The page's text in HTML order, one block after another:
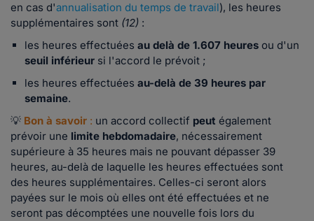
en cas d'annualisation du temps de travail), les heures
supplémentaires sont (12) :
les heures effectuées au delà de 1.607 heures ou d'un
seuil inférieur si l'accord le prévoit ;
les heures effectuées au-delà de 39 heures par
semaine.
💡 Bon à savoir : un accord collectif peut également
prévoir une limite hebdomadaire, nécessairement
supérieure à 35 heures mais ne pouvant dépasser 39
heures, au-delà de laquelle les heures effectuées sont
des heures supplémentaires. Celles-ci seront alors
payées sur le mois où elles ont été effectuées et ne
seront pas décomptées une nouvelle fois lors du